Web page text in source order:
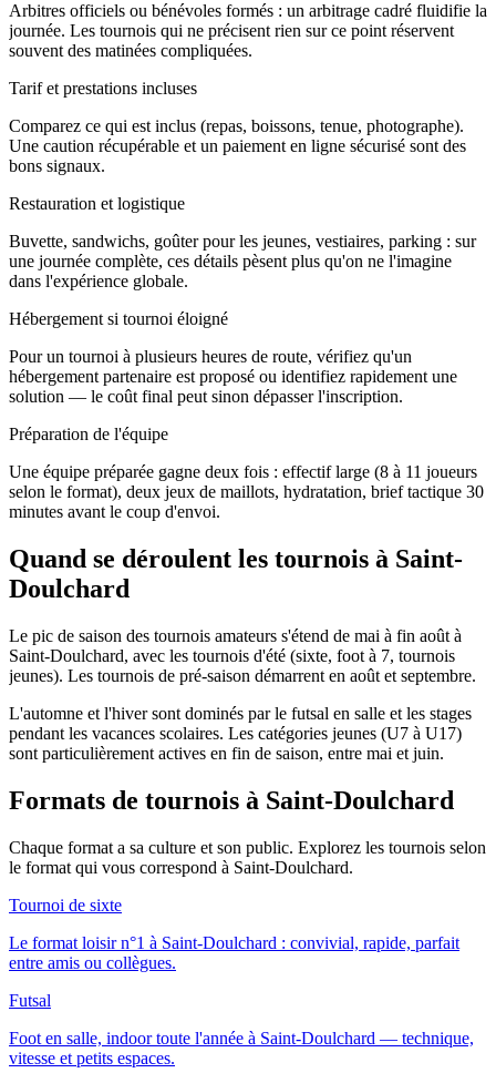
Arbitres officiels ou bénévoles formés : un arbitrage cadré fluidifie la
journée. Les tournois qui ne précisent rien sur ce point réservent
souvent des matinées compliquées.
Tarif et prestations incluses
Comparez ce qui est inclus (repas, boissons, tenue, photographe).
Une caution récupérable et un paiement en ligne sécurisé sont des
bons signaux.
Restauration et logistique
Buvette, sandwichs, goûter pour les jeunes, vestiaires, parking : sur
une journée complète, ces détails pèsent plus qu'on ne l'imagine
dans l'expérience globale.
Hébergement si tournoi éloigné
Pour un tournoi à plusieurs heures de route, vérifiez qu'un
hébergement partenaire est proposé ou identifiez rapidement une
solution — le coût final peut sinon dépasser l'inscription.
Préparation de l'équipe
Une équipe préparée gagne deux fois : effectif large (8 à 11 joueurs
selon le format), deux jeux de maillots, hydratation, brief tactique 30
minutes avant le coup d'envoi.
Quand se déroulent les tournois à Saint-
Doulchard
Le pic de saison des tournois amateurs s'étend de mai à fin août à
Saint-Doulchard, avec les tournois d'été (sixte, foot à 7, tournois
jeunes). Les tournois de pré-saison démarrent en août et septembre.
L'automne et l'hiver sont dominés par le futsal en salle et les stages
pendant les vacances scolaires. Les catégories jeunes (U7 à U17)
sont particulièrement actives en fin de saison, entre mai et juin.
Formats de tournois à Saint-Doulchard
Chaque format a sa culture et son public. Explorez les tournois selon
le format qui vous correspond à Saint-Doulchard.
Tournoi de sixte
Le format loisir n°1 à Saint-Doulchard : convivial, rapide, parfait
entre amis ou collègues.
Futsal
Foot en salle, indoor toute l'année à Saint-Doulchard — technique,
vitesse et petits espaces.